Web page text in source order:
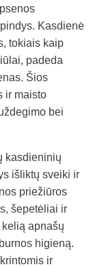
Kasdienė
tokiais kaip
, padeda
Šios
ir maisto
bei
kasdieninių
išliktų sveiki ir
priežiūros
šepetėliai ir
apnašų
higieną.
ir